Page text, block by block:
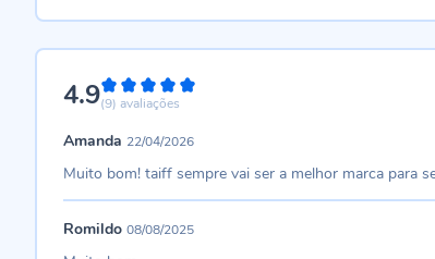
4.998%
(9) avaliações
Amanda 22/04/2026
Muito bom! taiff sempre vai ser a melhor marca para
Romildo 08/08/2025